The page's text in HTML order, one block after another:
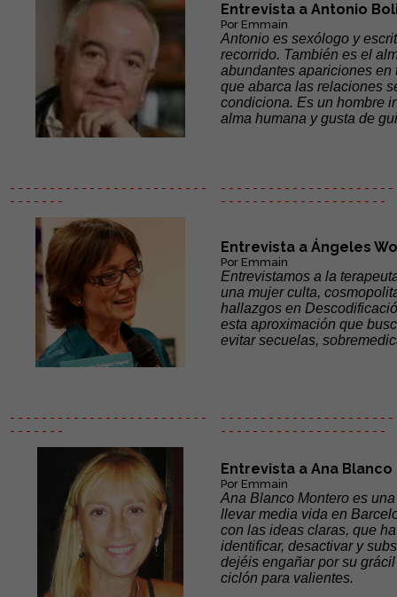
Entrevista a Antonio
Por Emmain
Antonio es sexólogo y
recorrido. También es el
abundantes apariciones
que abarca las relaciones
condiciona. Es un hombre
alma humana y gusta de
- - - - - - - - - - - - - - - - - - - - - - - - -
- - - - - - -
- - - - - - - - - - - - - - - - - - - - -
- - - - - - - - - - - - - - - - - - - - -
Entrevista a Ángeles
Por Emmain
Entrevistamos a la
una mujer culta,
hallazgos en
esta aproximación que
evitar secuelas,
- - - - - - - - - - - - - - - - - - - - - - - - -
- - - - - - -
- - - - - - - - - - - - - - - - - - - - -
- - - - - - - - - - - - - - - - - - - - -
Entrevista a Ana
Por Emmain
Ana Blanco Montero es
llevar media vida en
con las ideas claras, que
identificar, desactivar y
dejéis engañar por su
ciclón para valientes.